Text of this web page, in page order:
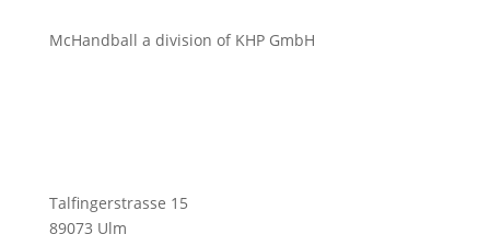
McHandball a division of KHP GmbH
Talfingerstrasse 15
89073 Ulm